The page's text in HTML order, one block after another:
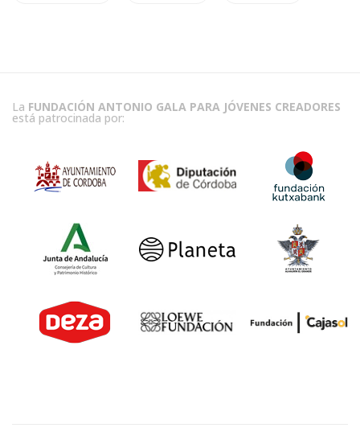
La FUNDACIÓN ANTONIO GALA PARA JÓVENES CREADORES
está patrocinada por: